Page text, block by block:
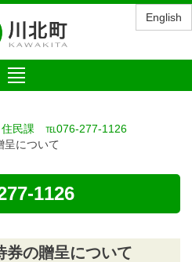
English
Toggle
navigation
住民課 ℡076-277-1126
呈について
1126
券の贈呈について